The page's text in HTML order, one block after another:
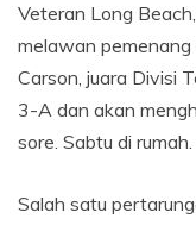
Veteran Long
melawan pemenang
Carson, juara Divisi
3-A dan akan
sore. Sabtu di rumah.
Salah satu